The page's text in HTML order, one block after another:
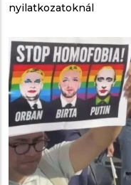
nyilatkozatoknál